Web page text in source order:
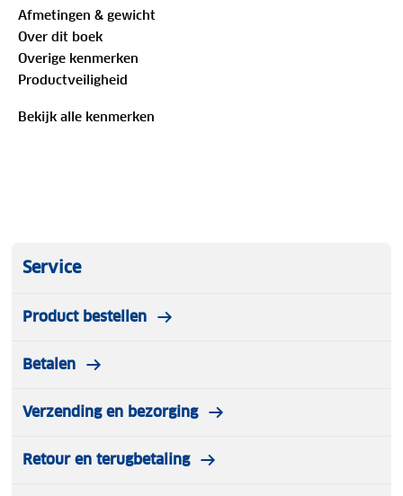
kwaad - het stevige, scheur- en weerbestendige
materiaal laat je niet in de steek. E-bike
oplaadstations, fietsverhuur en -reparatie,
horecagelegenheden, treinstations, veerboten,
afstandsinformatie tussen twee routepunten staan
Afmetingen & gewicht
Over dit boek
Overige kenmerken
Productveiligheid
Bekijk alle kenmerken
Service
Product bestellen
Betalen
Verzending en bezorging
Retour en terugbetaling